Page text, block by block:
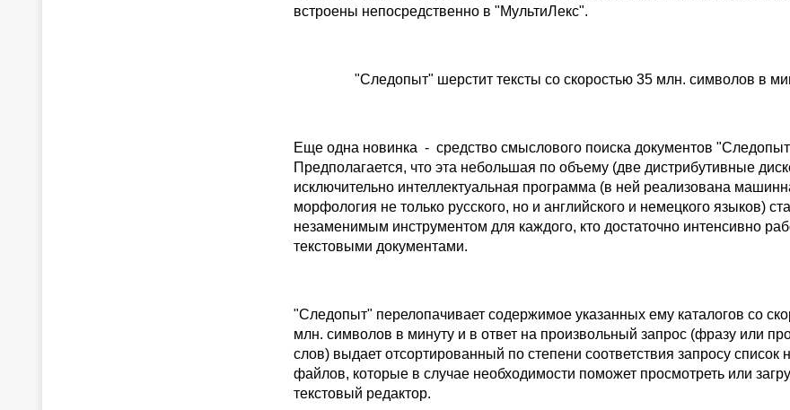
встроены непосредственно в "МультиЛекс".
"Следопыт" шерстит тексты со скоростью 35 млн. символов в
Еще одна новинка - средство смыслового поиска документов
Предполагается, что эта небольшая по объему (две дистрибутивные
исключительно интеллектуальная программа (в ней реализована
морфология не только русского, но и английского и немецкого языков)
незаменимым инструментом для каждого, кто достаточно интенсивно
текстовыми документами.
"Следопыт" перелопачивает содержимое указанных ему каталогов со
млн. символов в минуту и в ответ на произвольный запрос (фразу или
слов) выдает отсортированный по степени соответствия запросу список
файлов, которые в случае необходимости поможет просмотреть или
текстовый редактор.